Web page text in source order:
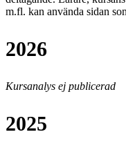
m.fl. kan använda sidan
2026
Kursanalys ej publicerad
2025